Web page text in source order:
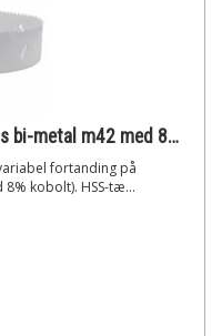
Diesella Hulsav ø152 mm (6) hss bi-metal m42 med 8% cobolt"
fortanding på
kobolt). HSS-tæ...